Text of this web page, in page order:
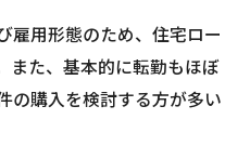
雇用形態のため、住宅ロー
また、基本的に転勤もほぼ
の購入を検討する方が多い